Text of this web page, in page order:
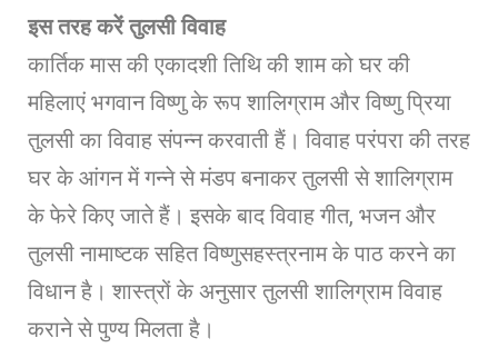
इस तरह करें तुलसी विवाह
कार्तिक मास की एकादशी तिथि की शाम को घर की
महिलाएं भगवान विष्णु के रूप शालिग्राम और विष्णु प्रिया
तुलसी का विवाह संपन्न करवाती हैं। विवाह परंपरा की तरह
घर के आंगन में गन्ने से मंडप बनाकर तुलसी से शालिग्राम
के फेरे किए जाते हैं। इसके बाद विवाह गीत, भजन और
तुलसी नामाष्टक सहित विष्णुसहस्त्रनाम के पाठ करने का
विधान है। शास्त्रों के अनुसार तुलसी शालिग्राम विवाह
कराने से पुण्य मिलता है।